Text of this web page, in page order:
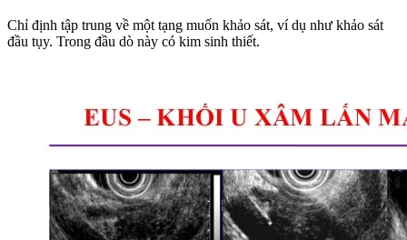
Chỉ định tập trung về một tạng muốn khảo sát, ví dụ như khảo sát
đầu tụy. Trong đầu dò này có kim sinh thiết.